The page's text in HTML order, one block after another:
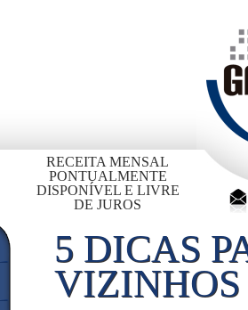
RECEITA MENSAL
PONTUALMENTE
DISPONÍVEL E LIVRE
DE JUROS
5 DICAS